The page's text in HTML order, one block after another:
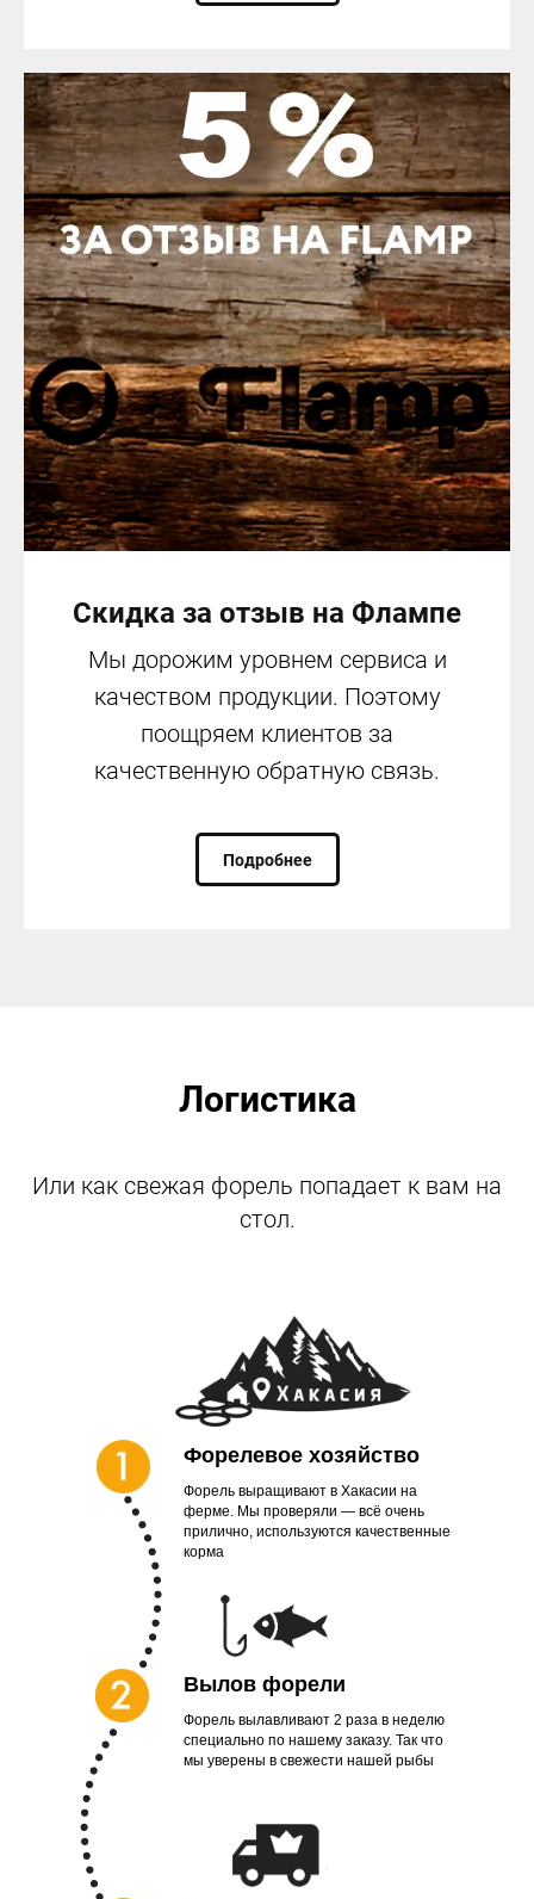
Скидка за отзыв на Флампе
Мы дорожим уровнем сервиса и
качеством продукции. Поэтому
поощряем клиентов за
качественную обратную связь.
Подробнее
Логистика
Или как свежая форель попадает к вам на
стол.
Форелевое хозяйство
Форель выращивают в Хакасии на
ферме. Мы проверяли — всё очень
прилично, используются качественные
корма
Вылов форели
Форель вылавливают 2 раза в неделю
специально по нашему заказу. Так что
мы уверены в свежести нашей рыбы